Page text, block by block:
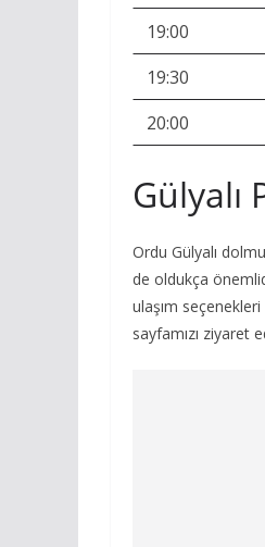
19:00
19:30
20:00
Gülyalı
Ordu Gülyalı
de oldukça
ulaşım seçenekleri
sayfamızı ziyaret